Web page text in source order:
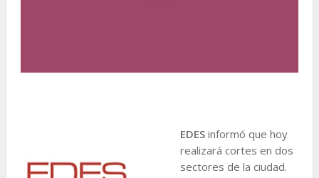
EDESinformó que hoy
realizará cortes en dos
sectores de la ciudad.